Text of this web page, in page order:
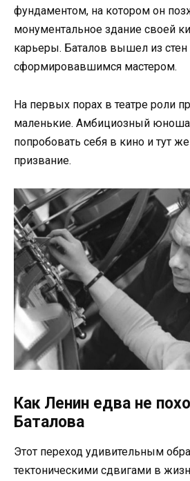
фундаментом, на котором он
монументальное здание своей
карьеры. Баталов вышел из
сформировавшимся мастером.
На первых порах в театре роли
маленькие. Амбициозный
попробовать себя в кино и тут
призвание.
Как Ленин едва не
Баталова
Этот переход удивительным
тектоническими сдвигами в